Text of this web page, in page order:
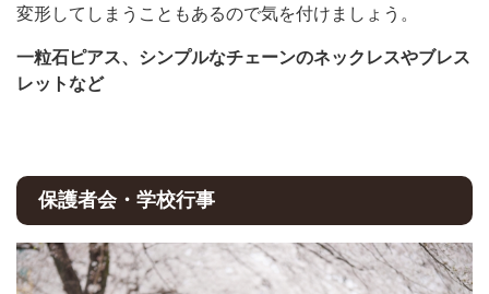
変形してしまうこともあるので気を付けましょう。
一粒石ピアス、シンプルなチェーンのネックレスやブレス
レットなど
保護者会・学校行事